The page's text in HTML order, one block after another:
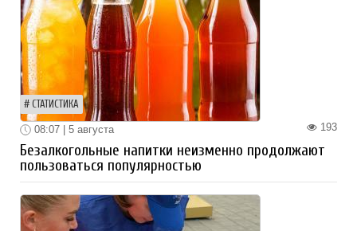
СТАТИСТИКА
193
08:07 | 5 августа
Безалкогольные напитки неизменно продолжают
пользоваться популярностью